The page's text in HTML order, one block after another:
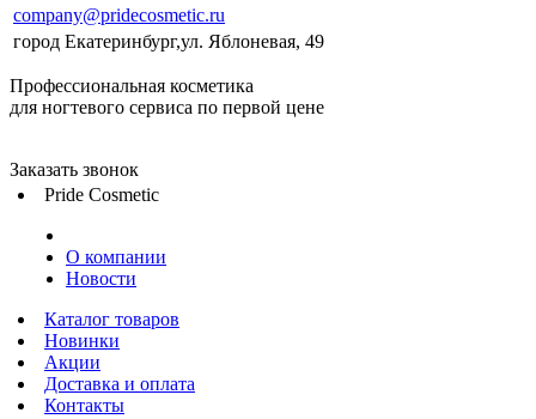
company@pridecosmetic.ru
город Екатеринбург,ул. Яблоневая, 49
Профессиональная косметика
для ногтевого сервиса по первой цене
Заказать звонок
Pride Cosmetic
О компании
Новости
Каталог товаров
Новинки
Акции
Доставка и оплата
Контакты